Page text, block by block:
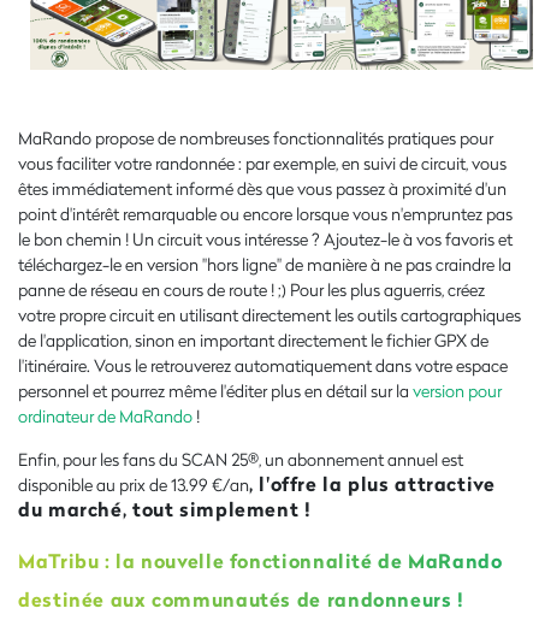
MaRando propose de nombreuses fonctionnalités pratiques pour
vous faciliter votre randonnée : par exemple, en suivi de circuit, vous
êtes immédiatement informé dès que vous passez à proximité d'un
point d'intérêt remarquable ou encore lorsque vous n'empruntez pas
le bon chemin ! Un circuit vous intéresse ? Ajoutez-le à vos favoris et
téléchargez-le en version "hors ligne" de manière à ne pas craindre la
panne de réseau en cours de route ! ;) Pour les plus aguerris, créez
votre propre circuit en utilisant directement les outils cartographiques
de l'application, sinon en important directement le fichier GPX de
l'itinéraire. Vous le retrouverez automatiquement dans votre espace
personnel et pourrez même l'éditer plus en détail sur la version pour
ordinateur de MaRando !
Enfin, pour les fans du SCAN 25®, un abonnement annuel est
disponible au prix de 13.99 €/an, l'offre la plus attractive
du marché, tout simplement !
MaTribu : la nouvelle fonctionnalité de MaRando
destinée aux communautés de randonneurs !